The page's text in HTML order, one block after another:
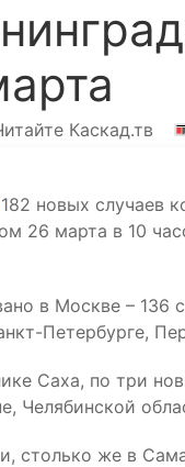
Каскад.тв
182 новых случаев
26 марта в 10
в Москве – 136
Петербурге,
Саха, по три
Челябинской
столько же в